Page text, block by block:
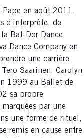
Pape en août 2011,
d’interprète, de
Bat-Dor Dance
Dance Company en
une carrière
Saarinen, Carolyn
1999 au Ballet de
sa propre
par une
une forme de rituel,
remis en cause entre